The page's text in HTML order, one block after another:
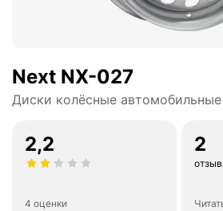
Next NX-027
Диски колёсные автомобильные
2,2
4 оценки
2